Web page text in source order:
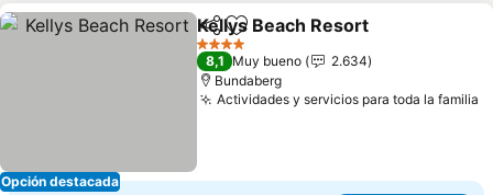
Opción destacada
CompartirAgregar a favoritos
Kellys Beach Resort
4 Estrellas
8,1 Muy bueno
2.634
Bundaberg
Actividades y servicios para toda la familia